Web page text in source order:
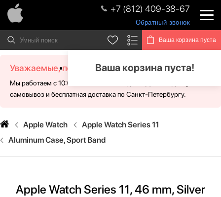
+7 (812) 409-38-67
Обратный звонок
Ваша корзина пуста
Ваша корзина пуста!
Уважаемые, посетители!
Мы работаем с 10:00 - 21:00 без выходных. Для Вас доступен
самовывоз и бесплатная доставка по Санкт-Петербургу.
Apple Watch
Apple Watch Series 11
Aluminum Case, Sport Band
Apple Watch Series 11, 46 mm, Silver